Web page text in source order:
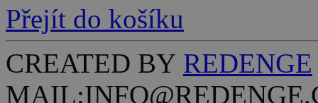
Přejít do košíku
CREATED BY REDENGE